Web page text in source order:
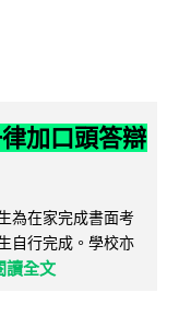
加口頭答辯
為在家完成書面考
自行完成。學校亦
讀全文